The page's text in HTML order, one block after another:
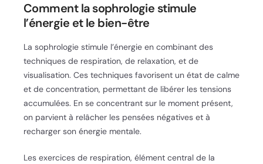
Comment la sophrologie stimule
l’énergie et le bien-être
La sophrologie stimule l’énergie en combinant des
techniques de respiration, de relaxation, et de
visualisation. Ces techniques favorisent un état de calme
et de concentration, permettant de libérer les tensions
accumulées. En se concentrant sur le moment présent,
on parvient à relâcher les pensées négatives et à
recharger son énergie mentale.
Les exercices de respiration, élément central de la